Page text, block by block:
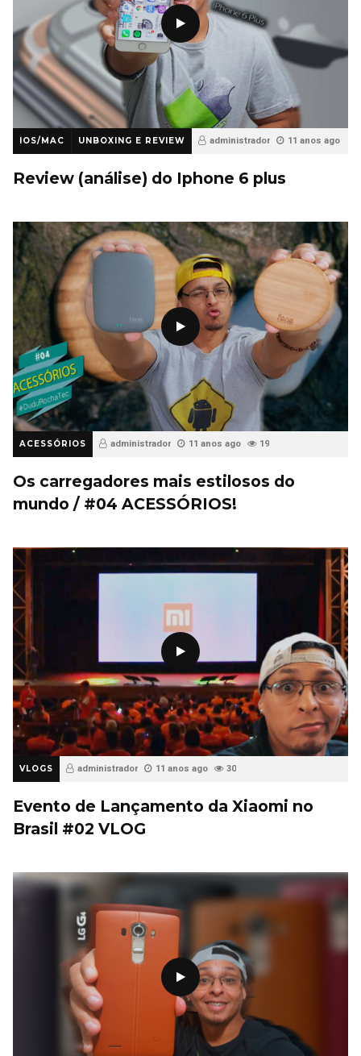
IOS/MAC UNBOXING E REVIEW administrador 11 anos ago
Review (análise) do Iphone 6 plus
ACESSÓRIOS administrador 11 anos ago 19
Os carregadores mais estilosos do
mundo / #04 ACESSÓRIOS!
VLOGS administrador 11 anos ago 30
Evento de Lançamento da Xiaomi no
Brasil #02 VLOG